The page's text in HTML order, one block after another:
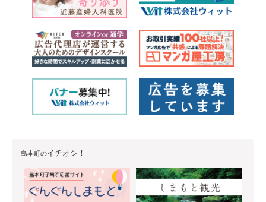
島本町のイチオシ！